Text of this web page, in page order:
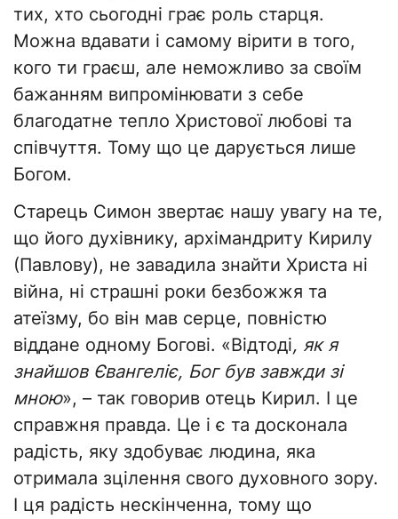
тих, хто сьогодні грає роль старця.
Можна вдавати і самому вірити в того,
кого ти граєш, але неможливо за своїм
бажанням випромінювати з себе
благодатне тепло Христової любові та
співчуття. Тому що це дарується лише
Богом.
Старець Симон звертає нашу увагу на те,
що його духівнику, архімандриту Кирилу
(Павлову), не завадила знайти Христа ні
війна, ні страшні роки безбожжя та
атеїзму, бо він мав серце, повністю
віддане одному Богові. «Відтоді, як я
знайшов Євангеліє, Бог був завжди зі
мною», – так говорив отець Кирил. І це
справжня правда. Це і є та досконала
радість, яку здобуває людина, яка
отримала зцілення свого духовного зору.
І ця радість нескінченна, тому що